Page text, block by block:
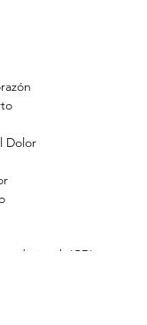
Dolor
digipack (CD) y en